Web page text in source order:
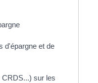
d'épargne et de
sur les